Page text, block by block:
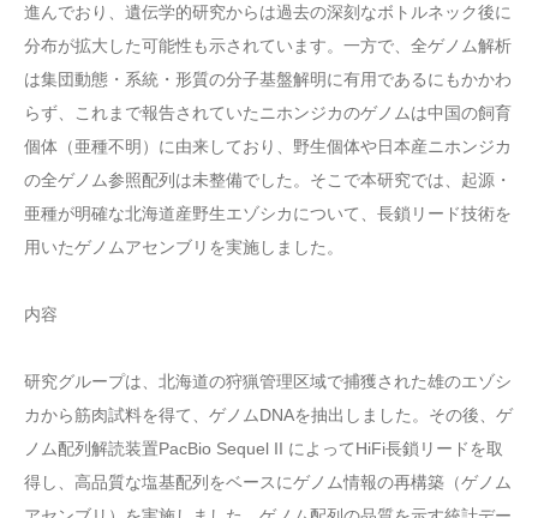
進んでおり、遺伝学的研究からは過去の深刻なボトルネック後に
分布が拡大した可能性も示されています。一方で、全ゲノム解析
は集団動態・系統・形質の分子基盤解明に有用であるにもかかわ
らず、これまで報告されていたニホンジカのゲノムは中国の飼育
個体（亜種不明）に由来しており、野生個体や日本産ニホンジカ
の全ゲノム参照配列は未整備でした。そこで本研究では、起源・
亜種が明確な北海道産野生エゾシカについて、長鎖リード技術を
用いたゲノムアセンブリを実施しました。
内容
研究グループは、北海道の狩猟管理区域で捕獲された雄のエゾシ
カから筋肉試料を得て、ゲノムDNAを抽出しました。その後、ゲ
ノム配列解読装置PacBio Sequel II によってHiFi長鎖リードを取
得し、高品質な塩基配列をベースにゲノム情報の再構築（ゲノム